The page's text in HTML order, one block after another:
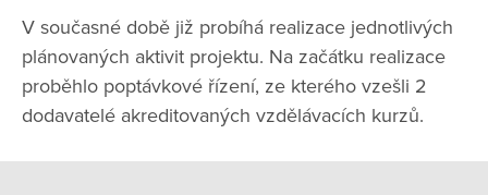
V současné době již probíhá realizace jednotlivých
plánovaných aktivit projektu. Na začátku realizace
proběhlo poptávkové řízení, ze kterého vzešli 2
dodavatelé akreditovaných vzdělávacích kurzů.